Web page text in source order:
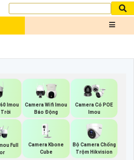
Imou
Trời
Camera Wifi Imou
Báo Động
Camera Có POE
Imou
Full
Camera Kbone
Cube
Bộ Camera Chống
Trộm Hikvision